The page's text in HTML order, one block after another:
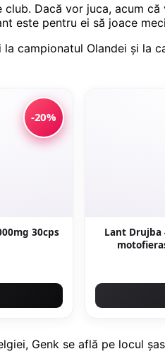
Dacă vor juca, acum
este pentru ei să joace
campionatul Olandei şi la
-20%
Lant Drujba
Genk se află pe locul